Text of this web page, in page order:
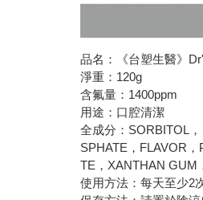
品名：《台塑生醫》
淨重：120g
含氟量：1400ppm
用途：口腔清潔
全成分：SORBITOL
SPHATE，FLAVOR
TE，XANTHAN GUM
使用方法：每天至少2